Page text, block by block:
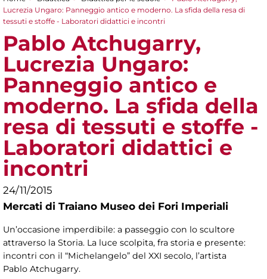
Tu sei qui
Lucrezia Ungaro: Panneggio antico e moderno. La sfida della resa di
tessuti e stoffe - Laboratori didattici e incontri
Pablo Atchugarry,
Lucrezia Ungaro:
Panneggio antico e
moderno. La sfida della
resa di tessuti e stoffe -
Laboratori didattici e
incontri
24/11/2015
Mercati di Traiano Museo dei Fori Imperiali
Un’occasione imperdibile: a passeggio con lo scultore
attraverso la Storia. La luce scolpita, fra storia e presente:
incontri con il “Michelangelo” del XXI secolo, l’artista
Pablo Atchugarry.